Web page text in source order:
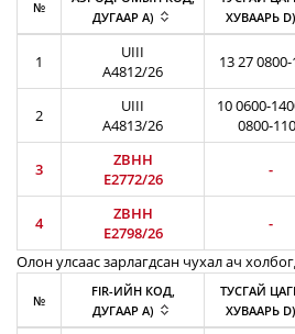
№
ДУГААР A)
ХУВААРЬ D)
1
UIII
A4812/26
13 27
2
UIII
A4813/26
10 0600-
0800-
3
ZBHH
E2772/26
-
4
ZBHH
E2798/26
-
Олон улсаас зарлагдсан чухал ач
№
FIR-ИЙН КОД,
ДУГААР A)
ТУСГАЙ
ХУВААРЬ D)